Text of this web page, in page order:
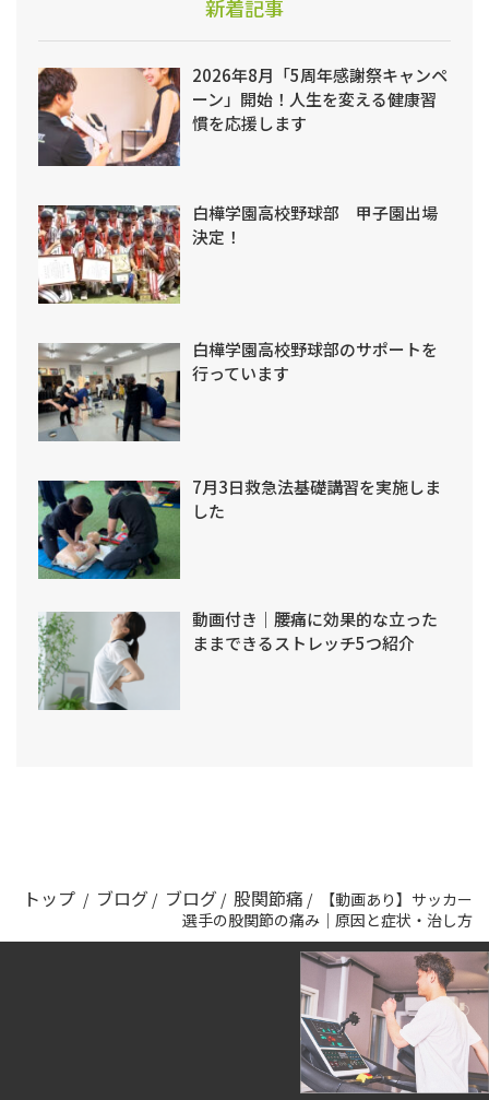
新着記事
2026年8月「5周年感謝祭キャンペ
ーン」開始！人生を変える健康習
慣を応援します
白樺学園高校野球部 甲子園出場
決定！
白樺学園高校野球部のサポートを
行っています
7月3日救急法基礎講習を実施しま
した
動画付き｜腰痛に効果的な立った
ままできるストレッチ5つ紹介
トップ / ブログ / ブログ / 股関節痛 /
【動画あり】サッカー
選手の股関節の痛み｜原因と症状・治し方